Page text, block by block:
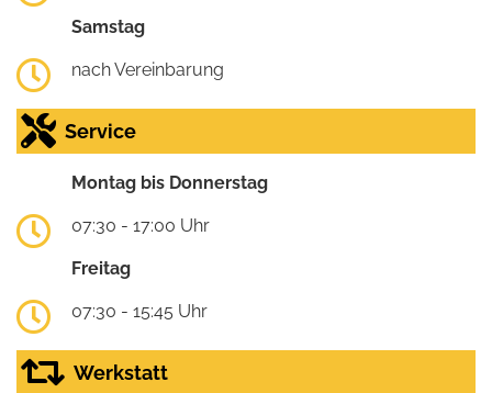
Samstag
nach Vereinbarung
Service
Montag bis Donnerstag
07:30 - 17:00 Uhr
Freitag
07:30 - 15:45 Uhr
Werkstatt